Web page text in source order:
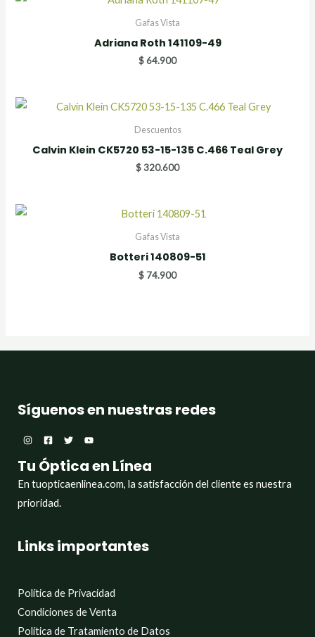
Gafas Vista
Adriana Roth 141109-49
$64.900
Descuentos
Calvin Klein CK5720 53-15-135 C.466 Teal Grey
$320.600
Gafas Vista
Botteri 140809-51
$ 74.900
Síguenos en nuestras redes
Tu Óptica en Línea
En tuopticaenlinea.com, la satisfacción del cliente es nuestra
prioridad.
Links importantes
Política de Privacidad
Condiciones de Venta
Política de Tratamiento de Datos